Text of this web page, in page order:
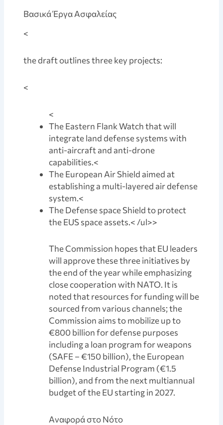
Bασικά Έργα Ασφαλείας
<
the draft outlines three key projects:
<
<
The Eastern Flank Watch that will
integrate land defense systems with
anti-aircraft and anti-drone
capabilities.<
The European Air Shield aimed at
establishing a multi-layered air defense
system.<
The Defense space Shield to protect
the EUS space assets.< /ul>>
The Commission hopes that EU leaders
will approve these three initiatives by
the end of the year while emphasizing
close cooperation with NATO. It is
noted that resources for funding will be
sourced from various channels; the
Commission aims to mobilize up to
€800 billion for defense purposes
including a loan program for weapons
(SAFE – €150 billion), the European
Defense Industrial Program (€1.5
billion), and from the next multiannual
budget of the EU starting in 2027.
Aναφορά στο Νότο